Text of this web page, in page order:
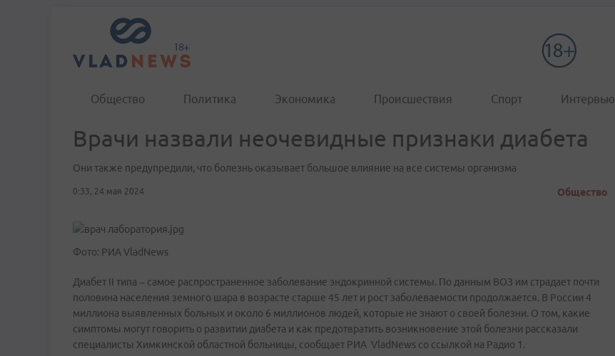
Общество Политика Экономика Происшествия Спорт Интервью
Врачи назвали неочевидные признаки диабета
Они также предупредили, что болезнь оказывает большое влияние на все системы организма
0:33, 24 мая 2024 Общество
Фото: РИА VladNews
Диабет II типа – самое распространенное заболевание эндокринной системы. По данным ВОЗ им страдает почти
половина населения земного шара в возрасте старше 45 лет и рост заболеваемости продолжается. В России 4
миллиона выявленных больных и около 6 миллионов людей, которые не знают о своей болезни. О том, какие
симптомы могут говорить о развитии диабета и как предотвратить возникновение этой болезни рассказали
специалисты Химкинской областной больницы, сообщает РИА VladNews со ссылкой на Радио 1.